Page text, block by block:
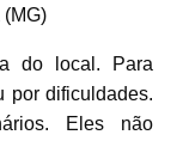
do local. Para
por dificuldades.
Eles não